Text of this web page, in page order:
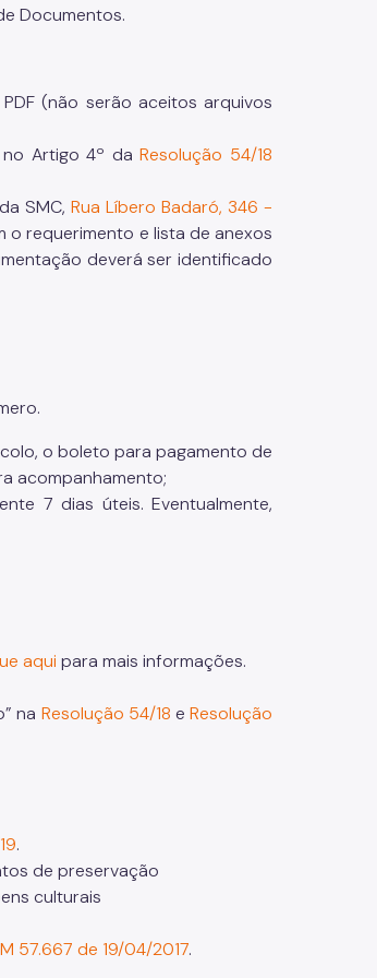
Documentos.
(não serão aceitos arquivos
no Artigo 4º daResolução 54/18
SMC,Rua Líbero Badaró, 346 -
o requerimento e lista de anexos
deverá ser identificado
o boleto para pagamento de
acompanhamento;
7 dias úteis. Eventualmente,
aqui para mais informações.
na Resolução 54/18 eResolução
.
de preservação
culturais
57.667 de 19/04/2017.